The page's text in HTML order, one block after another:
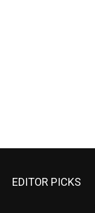
EDITOR PICKS